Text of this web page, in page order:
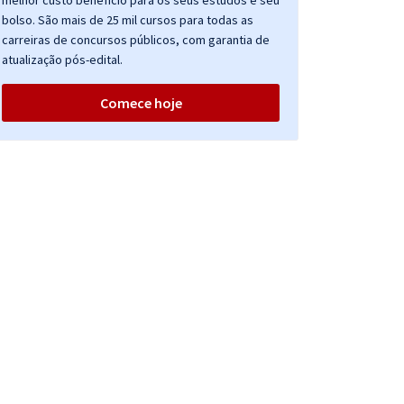
bolso. São mais de 25 mil cursos para todas as
carreiras de concursos públicos, com garantia de
atualização pós-edital.
Comece hoje